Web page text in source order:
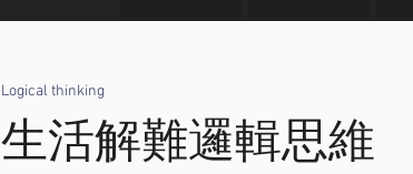
Logical thinking
生活解難邏輯思維